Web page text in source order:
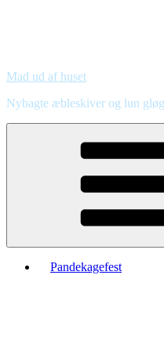
Mad ud af huset
Nybagte æbleskiver og lun
Pandekagefest